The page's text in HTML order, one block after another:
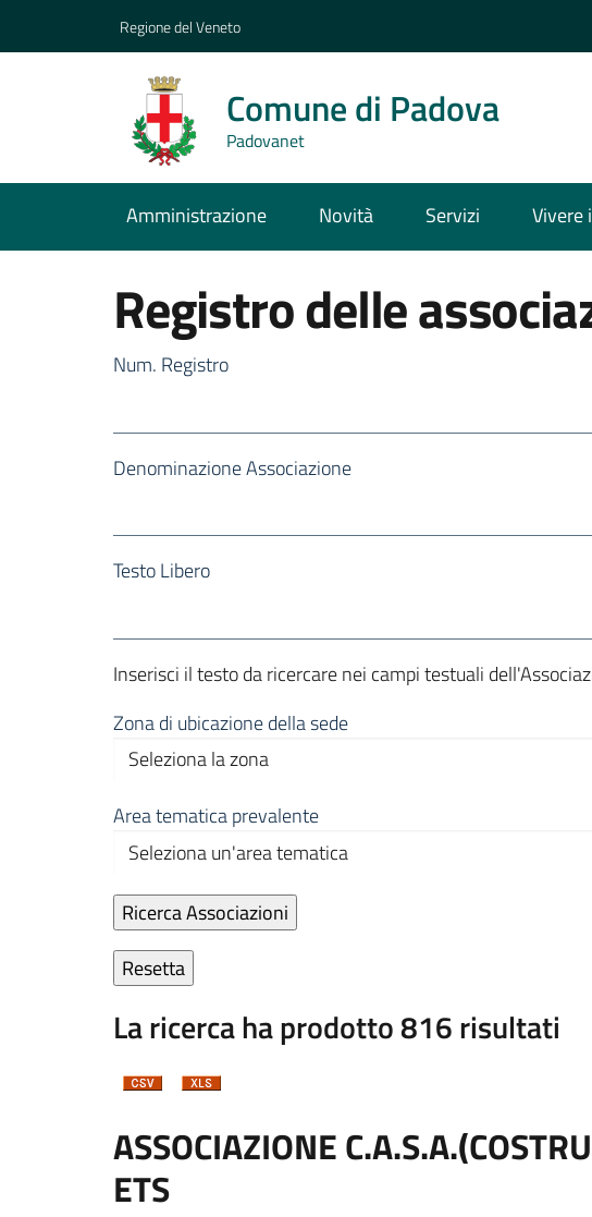
Regione del Veneto
Comune di Padova
Padovanet
Amministrazione Novità Servizi Vivere
Registro delle
Num. Registro
Denominazione Associazione
Testo Libero
Inserisci il testo da ricercare nei campi testuali
Zona di ubicazione della sede
Area tematica prevalente
La ricerca ha prodotto 816 risultati
ASSOCIAZIONE
ETS